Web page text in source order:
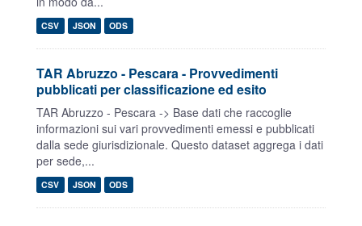
CSV JSON ODS
TAR Abruzzo - Pescara - Provvedimenti
pubblicati per classificazione ed esito
TAR Abruzzo - Pescara -> Base dati che raccoglie
informazioni sui vari provvedimenti emessi e pubblicati
dalla sede giurisdizionale. Questo dataset aggrega i dati
per sede,...
CSV JSON ODS